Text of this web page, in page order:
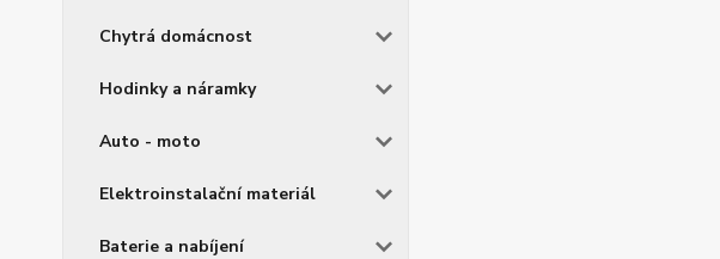
Chytrá domácnost
Hodinky a náramky
Auto - moto
Elektroinstalační materiál
Baterie a nabíjení